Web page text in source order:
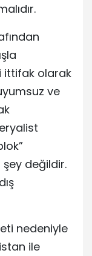
ittifak olarak
ve
değildir.
nedeniyle
ile